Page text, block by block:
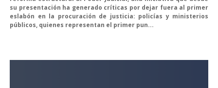
su presentación ha generado críticas por dejar fuera al primer
eslabón en la procuración de justicia: policías y ministerios
públicos, quienes representan el primer pun...